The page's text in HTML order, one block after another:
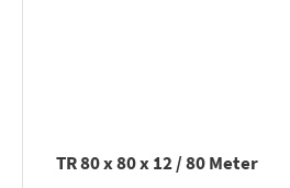
TR 80 x 80 x 12 / 80 Meter